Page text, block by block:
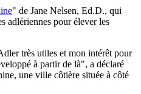
" de Jane Nelsen, Ed.D., qui
adlériennes pour élever les
très utiles et mon intérêt pour
à partir de là", a déclaré
une ville côtière située à côté